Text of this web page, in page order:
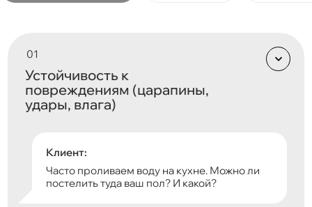
Устойчивость к
повреждениям (царапины,
удары, влага)
Клиент:
Часто проливаем воду на кухне. Можно ли
постелить туда ваш пол? И какой?